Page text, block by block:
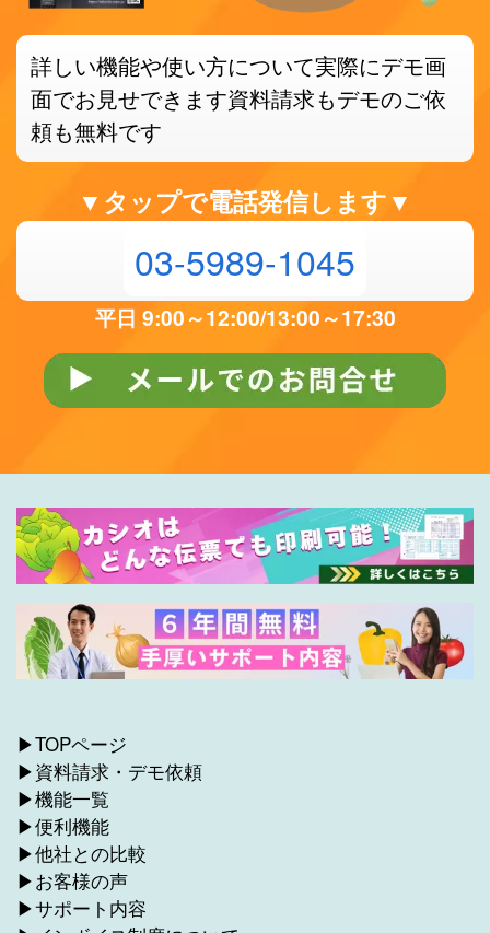
詳しい機能や使い方について実際にデモ画
面でお見せできます資料請求もデモのご依
頼も無料です
▼タップで電話発信します▼
03-5989-1045
平日 9:00～12:00/13:00～17:30
▶TOPページ
▶資料請求・デモ依頼
▶機能一覧
▶便利機能
▶他社との比較
▶お客様の声
▶サポート内容